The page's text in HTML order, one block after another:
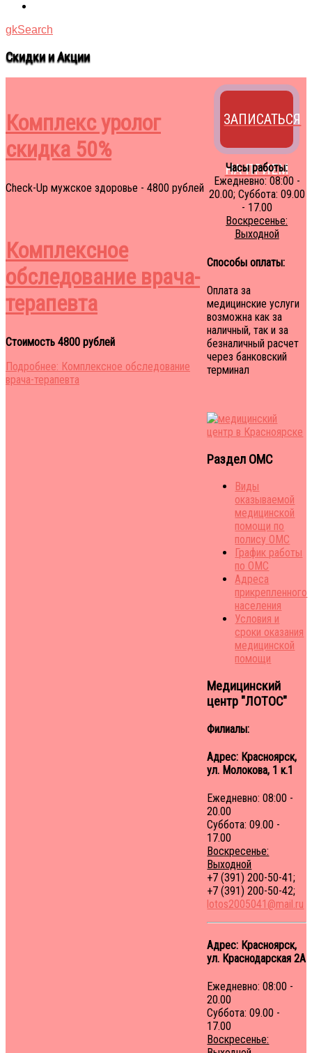
gkSearch
Скидки и Акции
Комплекс уролог
скидка 50%
Check-Up мужское здоровье - 4800 рублей
Комплексное
обследование врача-
терапевта
Стоимость 4800 рублей
Подробнее: Комплексное обследование
врача-терапевта
ЗАПИСАТЬСЯ
НА ПРИЕМ
Часы работы:
Ежедневно: 08:00 -
20.00; Суббота: 09.00
- 17.00
Воскресенье:
Выходной
Способы оплаты:
Оплата за
медицинские услуги
возможна как за
наличный, так и за
безналичный расчет
через банковский
терминал
Раздел ОМС
Виды
оказываемой
медицинской
помощи по
полису ОМС
График работы
по ОМС
Адреса
прикрепленного
населения
Условия и
сроки оказания
медицинской
помощи
Медицинский
центр "ЛОТОС"
Филиалы:
Адрес: Красноярск,
ул. Молокова, 1 к.1
Ежедневно: 08:00 -
20.00
Суббота: 09.00 -
17.00
Воскресенье:
Выходной
+7 (391) 200-50-41;
+7 (391) 200-50-42;
lotos2005041@mail.ru
Адрес: Красноярск,
ул. Краснодарская 2A
Ежедневно: 08:00 -
20.00
Суббота: 09.00 -
17.00
Воскресенье: